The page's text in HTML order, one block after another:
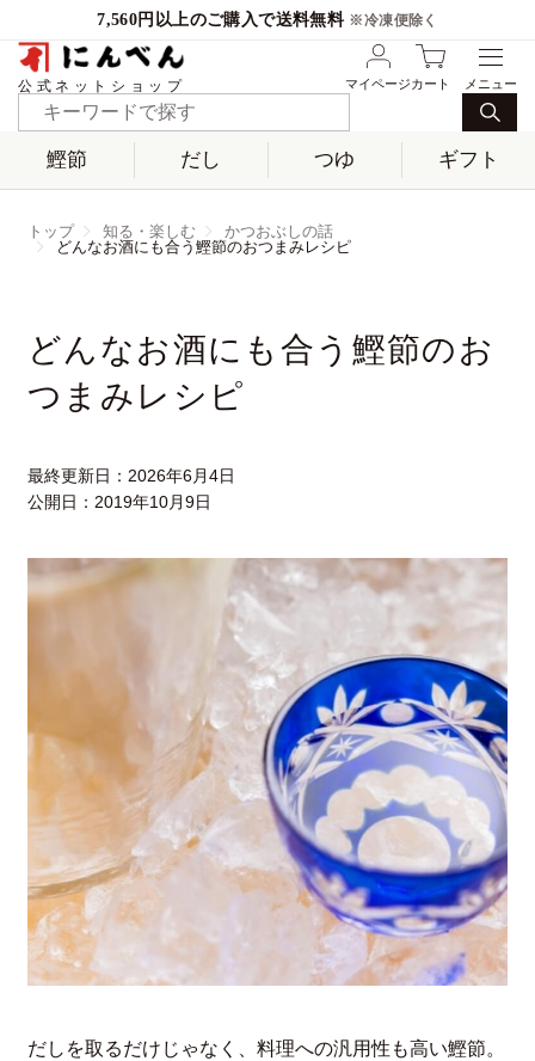
7,560円以上のご購入で送料無料 ※冷凍便除く
公式ネットショップ マイページカート
鰹節 だし つゆ ギフト
トップ 知る・楽しむ
かつおぶしの話
どんなお酒にも合う鰹節のおつまみレシピ
どんなお酒にも合う鰹節のお
つまみレシピ
最終更新日： 2026年6月4日
公開日： 2019年10月9日
だしを取るだけじゃなく、料理への汎用性も高い鰹節。